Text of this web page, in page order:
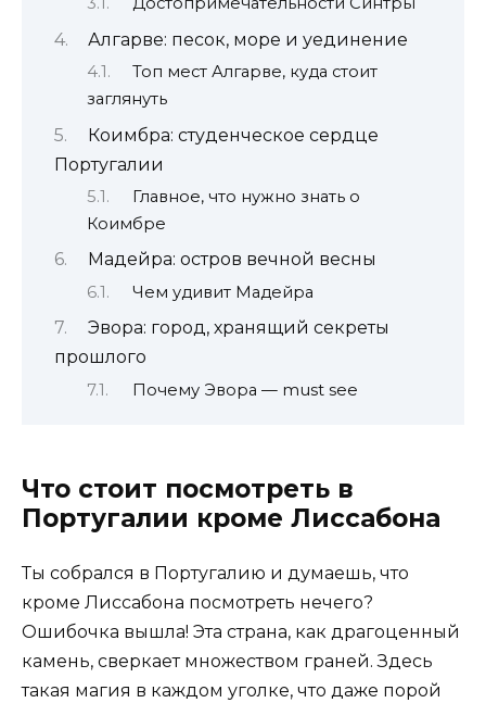
Алгарве: песок, море и уединение
Топ мест Алгарве, куда стоит
заглянуть
Коимбра: студенческое сердце
Португалии
Главное, что нужно знать о
Коимбре
Мадейра: остров вечной весны
Чем удивит Мадейра
Эвора: город, хранящий секреты
прошлого
Почему Эвора — must see
Что стоит посмотреть в
Португалии кроме Лиссабона
Ты собрался в Португалию и думаешь, что
кроме Лиссабона посмотреть нечего?
Ошибочка вышла! Эта страна, как драгоценный
камень, сверкает множеством граней. Здесь
такая магия в каждом уголке, что даже порой